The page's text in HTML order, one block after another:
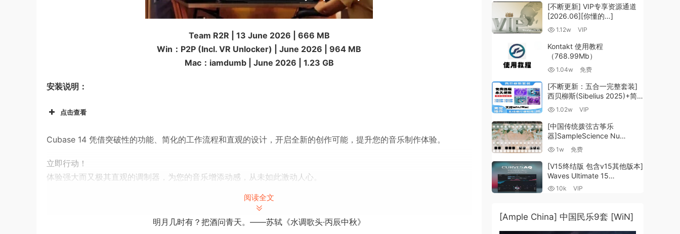
Team R2R | 13 June 2026 | 666 MB
Win：P2P (Incl. VR Unlocker) | June 2026 | 964 MB
Mac：iamdumb | June 2026 | 1.23 GB
安装说明：
点击查看
Cubase 14 凭借突破性的功能、简化的工作流程和直观的设计，开启全新的创作可能，提升您的音乐制作体验。
立即行动！
体验强大而又极其直观的调制器，为您的音乐增添动感，从未如此激动人心。
阅读全文
明月几时有？把酒问青天。——苏轼《水调歌头·丙辰中秋》
MacOSX]（704.0MB+）
[不断更新] VIP专享资源通道
[2026.06][你懂的…]
1.12w VIP
Kontakt 使用教程
（768.99Mb）
1.04w 免费
[不断更新：五合一完整套装]
西贝柳斯(Sibelius 2025)+简
谱插件V8+图片识别+音频识别
MacOSX]（80.48GB+）
1.02w VIP
[中国传统拨弦古筝乐
器]SampleScience Nu
Guzheng v2.0 x64 VST
VST3 AU DECENT SAMPLER
[WiN, MacOSX]（158MB)
1w 免费
[V15终结版 包含v15其他版本]
Waves Ultimate 15
v25.05.27+一键安装版+安装
（4.1GB+10.2GB+9.6GB）
10k VIP
[Ample China] 中国民乐9套 [WiN]